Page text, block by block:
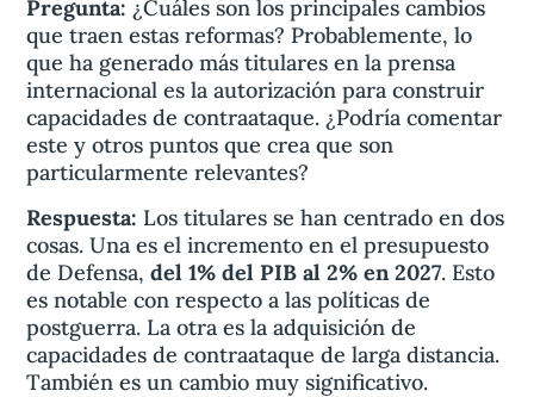
Pregunta: ¿Cuáles son los principales cambios
que traen estas reformas? Probablemente, lo
que ha generado más titulares en la prensa
internacional es la autorización para construir
capacidades de contraataque. ¿Podría comentar
este y otros puntos que crea que son
particularmente relevantes?
Respuesta: Los titulares se han centrado en dos
cosas. Una es el incremento en el presupuesto
de Defensa,del 1% del PIB al 2% en 2027. Esto
es notable con respecto a las políticas de
postguerra. La otra es la adquisición de
capacidades de contraataque de larga distancia.
También es un cambio muy significativo.